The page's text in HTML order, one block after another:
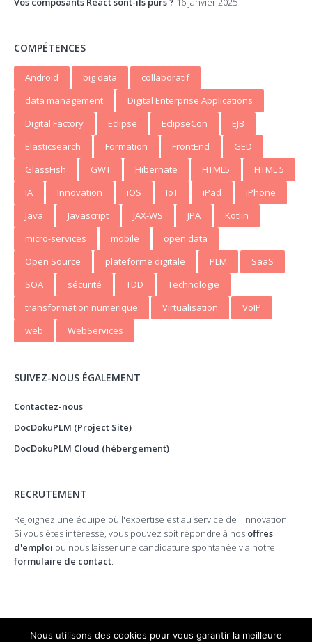
COMPÉTENCES
Android big data
collaboratif
data management
Digital Enterprise Applications
Digital Factory
Eclipse EclipseCon
EJB
Elasticsearch
Formation FrontEnd
GED
GlassFish
GWT Hibernate HTML5
HTML 5
IA
Innovation iOS IoT iPad
iPhone
Java
Javascript JAX-WS JPA
Kotlin
micro-services
mobile
open data
Open Source
plateforme digitale PLM
SaaS
SOA
sécurité TDD
Technologie
transformation numerique
Virtualisation
VoIP
web
WebServices
SUIVEZ-NOUS ÉGALEMENT
Contactez-nous
DocDokuPLM (Project Site)
DocDokuPLM Cloud (hébergement)
RECRUTEMENT
Rejoignez une équipe où l'expertise est au service de l'innovation !
Si vous êtes intéressé, vous pouvez soit répondre à nos offres
d'emploi ou nous laisser une candidature spontanée via notre
formulaire de contact.
Nous utilisons des cookies pour vous garantir la meilleure